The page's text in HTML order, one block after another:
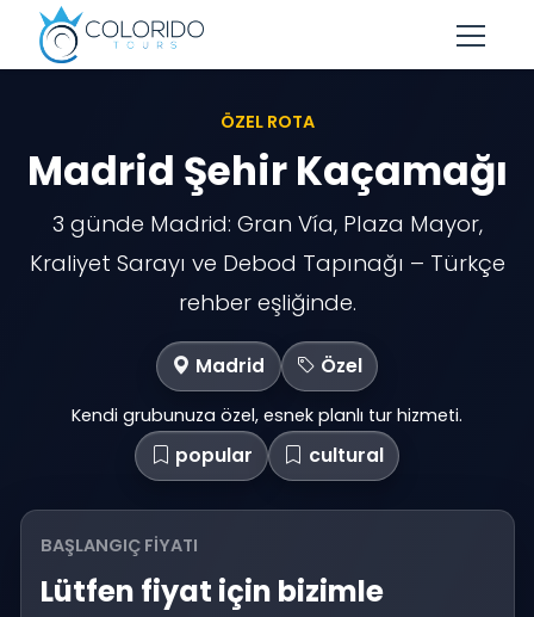
Skip to main content
ÖZEL ROTA
Madrid Şehir Kaçamağı
3 günde Madrid: Gran Vía, Plaza Mayor,
Kraliyet Sarayı ve Debod Tapınağı – Türkçe
rehber eşliğinde.
Madrid Özel
Kendi grubunuza özel, esnek planlı tur hizmeti.
popular cultural
BAŞLANGIÇ FIYATI
Lütfen fiyat için bizimle